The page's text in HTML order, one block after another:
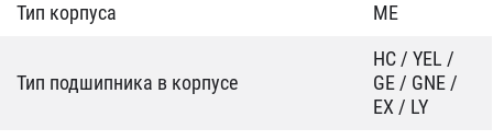
Тип корпуса ME
Тип подшипника в корпусе
HC / YEL /
GE / GNE /
EX / LY